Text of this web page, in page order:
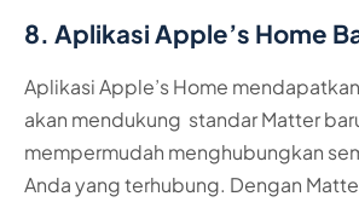
8. Aplikasi Apple’s Home
Aplikasi Apple’s Home
akan mendukung standar Matter
mempermudah menghubungkan
Anda yang terhubung. Dengan